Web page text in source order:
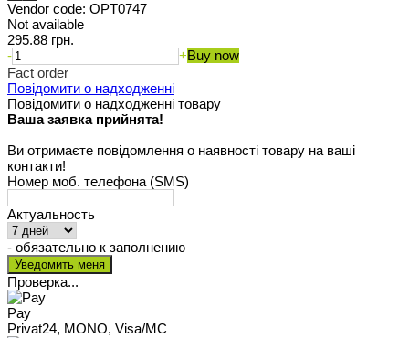
Vendor code: OPT0747
Not available
295.88 грн.
-
+Buy now
Fact order
Повідомити о надходженні
Повідомити о надходженні товару
Ваша заявка прийнята!
Ви отримаєте повідомлення о наявності товару на ваші
контакти!
Номер моб. телефона (SMS)
Актуальность
- обязательно к заполнению
Проверка...
Pay
Privat24, MONO, Visa/MC